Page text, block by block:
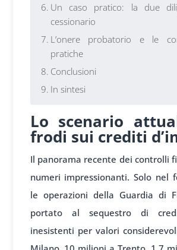
Un caso pratico: la due
cessionario
L’onere probatorio e le
pratiche
Conclusioni
In sintesi
Lo scenario
frodi sui crediti
Il panorama recente dei controlli
numeri impressionanti. Solo nel
le operazioni della Guardia di
portato al sequestro di
inesistenti per valori